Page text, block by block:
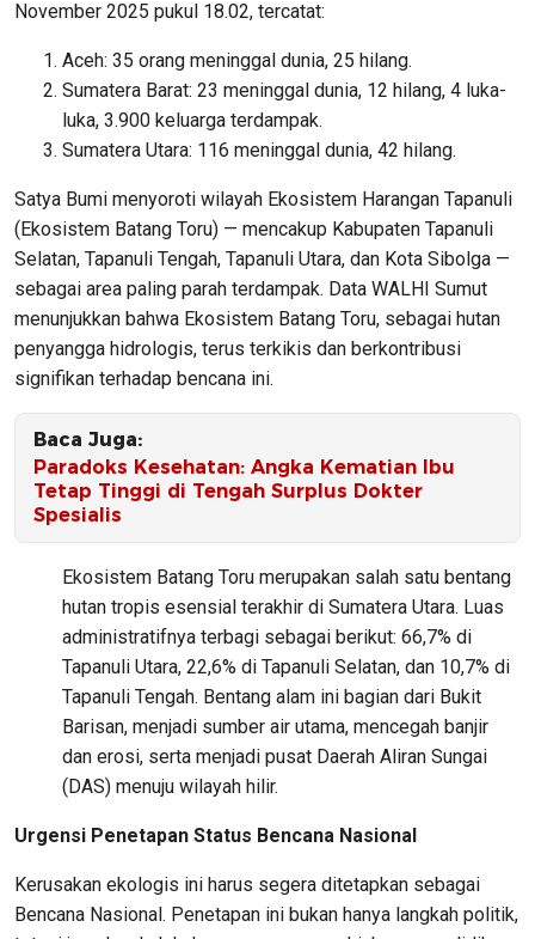
November 2025 pukul 18.02, tercatat:
Aceh: 35 orang meninggal dunia, 25 hilang.
Sumatera Barat: 23 meninggal dunia, 12 hilang, 4 luka-
luka, 3.900 keluarga terdampak.
Sumatera Utara: 116 meninggal dunia, 42 hilang.
Satya Bumi menyoroti wilayah Ekosistem Harangan Tapanuli
(Ekosistem Batang Toru) — mencakup Kabupaten Tapanuli
Selatan, Tapanuli Tengah, Tapanuli Utara, dan Kota Sibolga —
sebagai area paling parah terdampak. Data WALHI Sumut
menunjukkan bahwa Ekosistem Batang Toru, sebagai hutan
penyangga hidrologis, terus terkikis dan berkontribusi
signifikan terhadap bencana ini.
Baca Juga:
Paradoks Kesehatan: Angka Kematian Ibu
Tetap Tinggi di Tengah Surplus Dokter
Spesialis
Ekosistem Batang Toru merupakan salah satu bentang
hutan tropis esensial terakhir di Sumatera Utara. Luas
administratifnya terbagi sebagai berikut: 66,7% di
Tapanuli Utara, 22,6% di Tapanuli Selatan, dan 10,7% di
Tapanuli Tengah. Bentang alam ini bagian dari Bukit
Barisan, menjadi sumber air utama, mencegah banjir
dan erosi, serta menjadi pusat Daerah Aliran Sungai
(DAS) menuju wilayah hilir.
Urgensi Penetapan Status Bencana Nasional
Kerusakan ekologis ini harus segera ditetapkan sebagai
Bencana Nasional. Penetapan ini bukan hanya langkah politik,